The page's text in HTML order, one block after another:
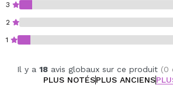
3
2
1
Il y a 18 avis globaux sur ce produit (0
PLUS NOTÉSPLUS ANCIENS